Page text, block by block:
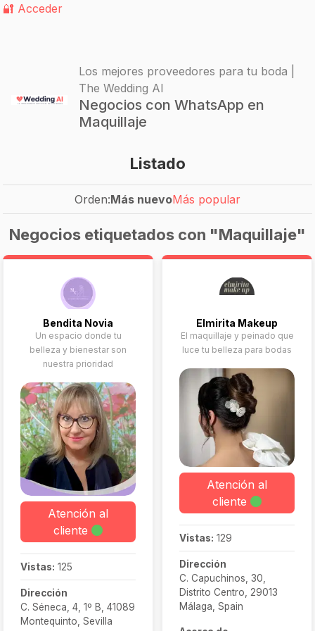
🔐 Acceder
Los mejores proveedores para tu boda |
The Wedding AI
Negocios con WhatsApp en
Maquillaje
Listado
Orden:Más nuevoMás popular
Negocios etiquetados con "Maquillaje"
Bendita Novia
Un espacio donde tu
belleza y bienestar son
nuestra prioridad
Atención al
cliente
Vistas: 125
Dirección
C. Séneca, 4, 1º B, 41089
Montequinto, Sevilla
Elmirita Makeup
El maquillaje y peinado que
luce tu belleza para bodas
Atención al
cliente
Vistas: 129
Dirección
C. Capuchinos, 30,
Distrito Centro, 29013
Málaga, Spain